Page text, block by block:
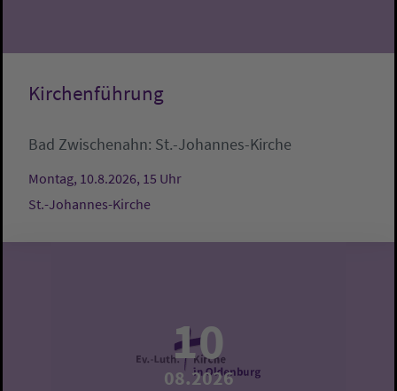
Kirchenführung
Bad Zwischenahn: St.-Johannes-Kirche
Montag, 10.8.2026, 15 Uhr
St.-Johannes-Kirche
10
08.2026